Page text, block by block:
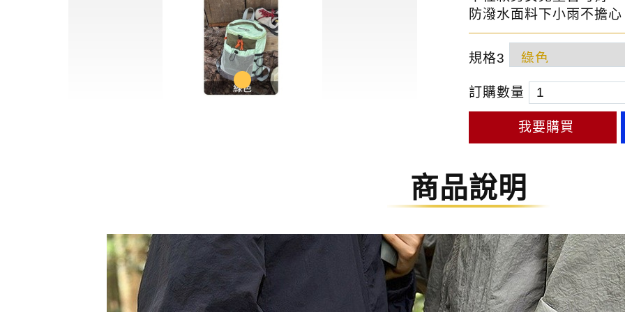
防潑水面料下小雨不擔心
規格3
訂購數量
我要購買
商品說明